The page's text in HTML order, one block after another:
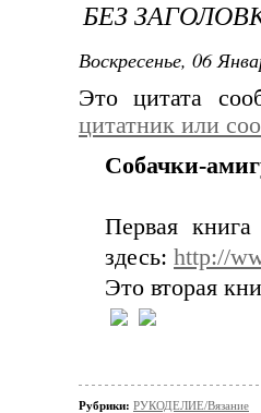
БЕЗ
Воскресенье, 06
Это цитата
цитатник или
Собачки-
Первая
здесь: http://
Это вторая
Рубрики: РУКОДЕЛИЕ/Вязание